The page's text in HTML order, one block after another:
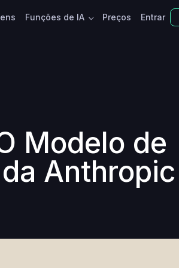
Funções de IA Preços Entrar
Modelo de
Anthropic